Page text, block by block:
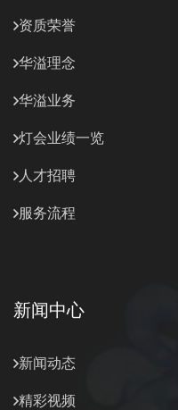
资质荣誉
华溢理念
华溢业务
灯会业绩一览
人才招聘
服务流程
新闻中心
新闻动态
精彩视频